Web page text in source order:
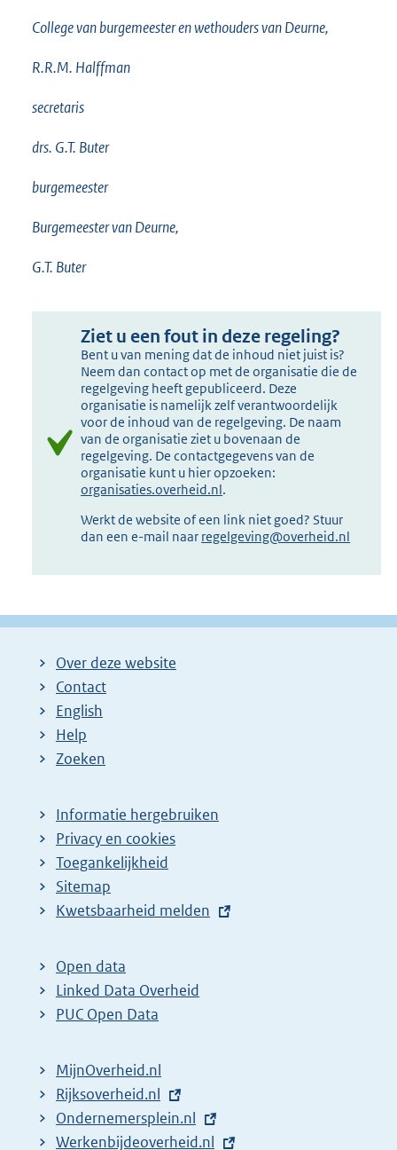
College van burgemeester en wethouders van Deurne,
R.R.M. Halffman
secretaris
drs. G.T. Buter
burgemeester
Burgemeester van Deurne,
G.T. Buter
Ziet u een fout in deze regeling?
Bent u van mening dat de inhoud niet juist is?
Neem dan contact op met de organisatie die de
regelgeving heeft gepubliceerd. Deze
organisatie is namelijk zelf verantwoordelijk
voor de inhoud van de regelgeving. De naam
van de organisatie ziet u bovenaan de
regelgeving. De contactgegevens van de
organisatie kunt u hier opzoeken:
organisaties.overheid.nl.
Werkt de website of een link niet goed? Stuur
dan een e-mail naar regelgeving@overheid.nl
Over deze website
Contact
English
Help
Zoeken
Informatie hergebruiken
Privacy en cookies
Toegankelijkheid
Sitemap
E
t
e
r
l
i
n
Kwetsbaarheid melden
Open data
Linked Data Overheid
PUC Open Data
MijnOverheid.nl
E
x
t
Rijksoverheid.nl
E
x
Ondernemersplein.nl
E
Werkenbijdeoverheid.nl